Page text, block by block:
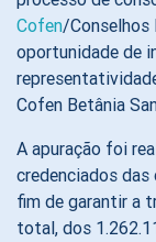
Cofen/Conselhos
oportunidade de
Cofen Betânia
A apuração foi
credenciados das
fim de garantir a
total, dos